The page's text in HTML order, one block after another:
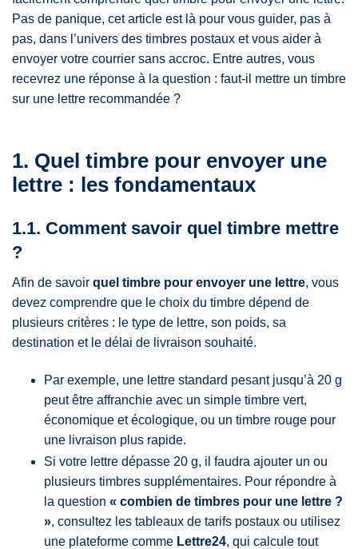
Quel timbre pour envoyer une lettre : suivez les étapes
simples
Pas de panique, cet article est là pour vous guider, pas à
pas, dans l’univers des timbres postaux et vous aider à
envoyer votre courrier sans accroc. Entre autres, vous
recevrez une réponse à la question : faut-il mettre un timbre
sur une lettre recommandée ?
1. Quel timbre pour envoyer une
lettre : les fondamentaux
1.1. Comment savoir quel timbre mettre
?
Afin de savoir quel timbre pour envoyer une lettre, vous
devez comprendre que le choix du timbre dépend de
plusieurs critères : le type de lettre, son poids, sa
destination et le délai de livraison souhaité.
Par exemple, une lettre standard pesant jusqu’à 20 g
peut être affranchie avec un simple timbre vert,
économique et écologique, ou un timbre rouge pour
une livraison plus rapide.
Si votre lettre dépasse 20 g, il faudra ajouter un ou
plusieurs timbres supplémentaires. Pour répondre à
la question « combien de timbres pour une lettre ?
», consultez les tableaux de tarifs postaux ou utilisez
une plateforme comme Lettre24, qui calcule tout